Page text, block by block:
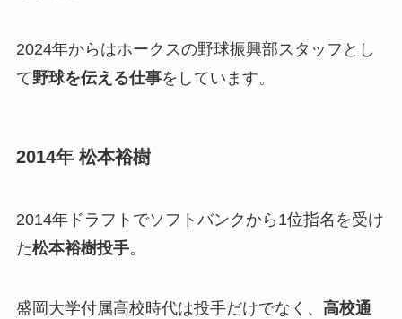
2024年からはホークスの野球振興部スタッフとし
て野球を伝える仕事をしています。
2014年 松本裕樹
2014年ドラフトでソフトバンクから1位指名を受け
た松本裕樹投手。
盛岡大学付属高校時代は投手だけでなく、 高校通